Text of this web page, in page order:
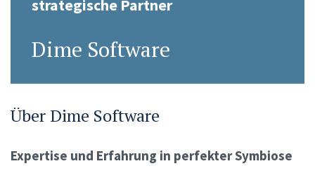
strategische Partner
Dime Software
Über Dime Software
Expertise und Erfahrung in perfekter Symbiose